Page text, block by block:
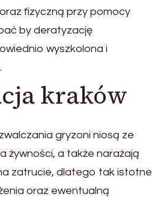
fizyczną przy pomocy
by deratyzację
wyszkolona i
kraków
gryzoni niosą ze
żywności, a także narażają
zatrucie, dlatego tak istotne
oraz ewentualną